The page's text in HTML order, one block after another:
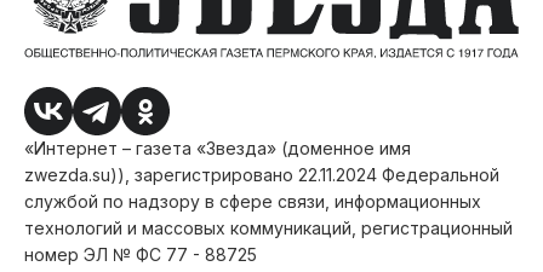
«Интернет – газета «Звезда» (доменное имя
zwezda.su)), зарегистрировано 22.11.2024 Федеральной
службой по надзору в сфере связи, информационных
технологий и массовых коммуникаций, регистрационный
номер ЭЛ № ФС 77 - 88725